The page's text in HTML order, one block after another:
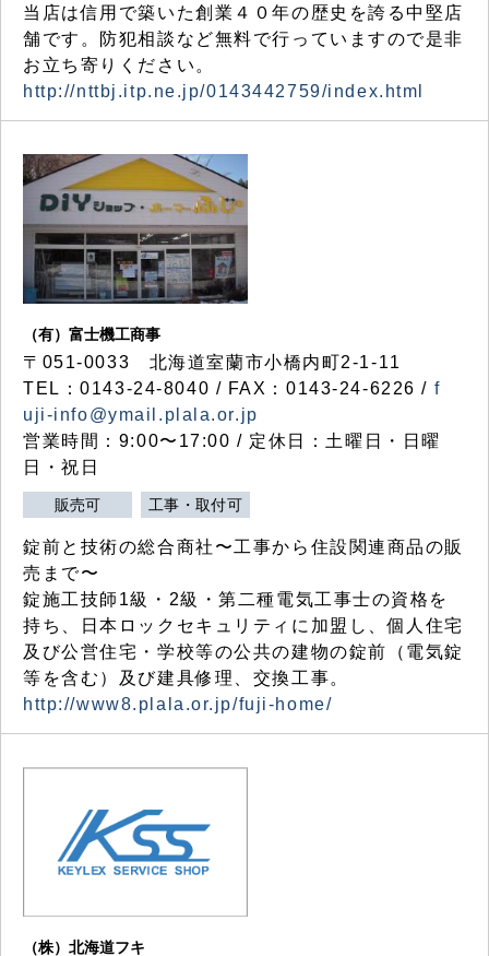
当店は信用で築いた創業４０年の歴史を誇る中堅店
舗です。防犯相談など無料で行っていますので是非
お立ち寄りください。
http://nttbj.itp.ne.jp/0143442759/index.html
（有）富士機工商事
〒051-0033 北海道室蘭市小橋内町2-1-11
TEL：0143-24-8040 / FAX：0143-24-6226 / f
uji-info@ymail.plala.or.jp
営業時間：9:00〜17:00 / 定休日：土曜日・日曜
日・祝日
販売可 工事・取付可
錠前と技術の総合商社〜工事から住設関連商品の販
売まで〜
錠施工技師1級・2級・第二種電気工事士の資格を
持ち、日本ロックセキュリティに加盟し、個人住宅
及び公営住宅・学校等の公共の建物の錠前（電気錠
等を含む）及び建具修理、交換工事。
http://www8.plala.or.jp/fuji-home/
（株）北海道フキ